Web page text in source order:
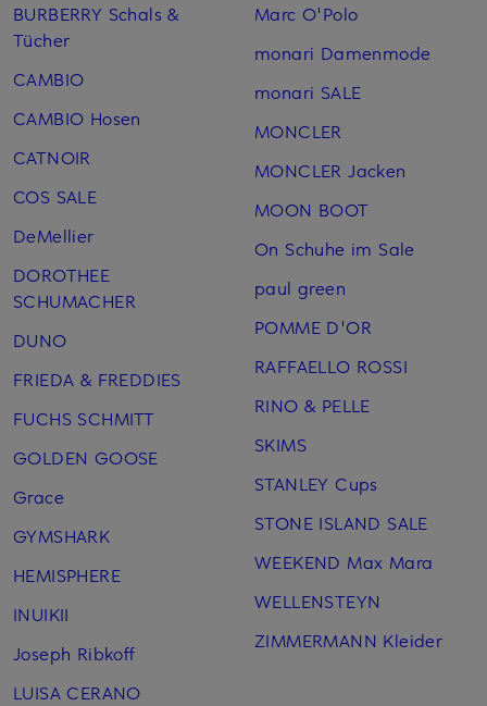
BURBERRY Schals &
Tücher
CAMBIO
CAMBIO Hosen
CATNOIR
COS SALE
DeMellier
DOROTHEE
SCHUMACHER
DUNO
FRIEDA & FREDDIES
FUCHS SCHMITT
GOLDEN GOOSE
Grace
GYMSHARK
HEMISPHERE
INUIKII
Joseph Ribkoff
LUISA CERANO
Marc O'Polo
monari Damenmode
monari SALE
MONCLER
MONCLER Jacken
MOON BOOT
On Schuhe im Sale
paul green
POMME D'OR
RAFFAELLO ROSSI
RINO & PELLE
SKIMS
STANLEY Cups
STONE ISLAND SALE
WEEKEND Max Mara
WELLENSTEYN
ZIMMERMANN Kleider